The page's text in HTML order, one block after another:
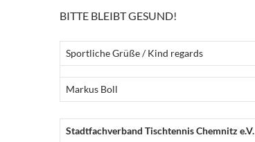
BITTE BLEIBT GESUND!
Sport­liche Grüße / Kind regards
Markus Boll
Stadt­fach­ver­band Tisch­tennis Chemnitz e.V.